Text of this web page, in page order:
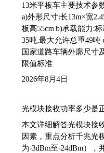
13米平板车主要技术参
a)外形尺寸:长13m×宽
板高55cm b)承载能力:标
35吨,最大允许总重49吨
国家道路车辆外廓尺寸
限值标准
2026年8月4日
光模块接收功率多少是
本文详细解答光模块接
因素，重点分析千兆光
为-3dBm至-24dBm），